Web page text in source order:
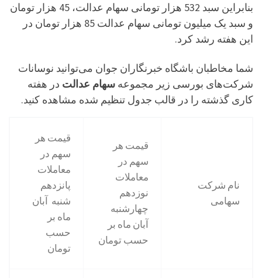
بنابراین سبد 532 هزار تومانی سهام عدالت، 45 هزار تومان
و سبد یک میلیون تومانی سهام عدالت 85 هزار تومان در
این هفته رشد کرد.
شما مخاطبان باشگاه خبرنگاران جوان می‌توانید نوسانات
شرکت‌های بورسی زیر مجموعه سهام عدالت در هفته
کاری گذشته را در قالب جدول تنظیم شده مشاهده کنید.
نام شرکت
سهامی
قیمت هر
سهم در
معاملات
نوزدهم
چهارشنبه
آبان ماه بر
حسب تومان
قیمت هر
سهم در
معاملات
پانزدهم
شنبه آبان
ماه بر
حسب
تومان